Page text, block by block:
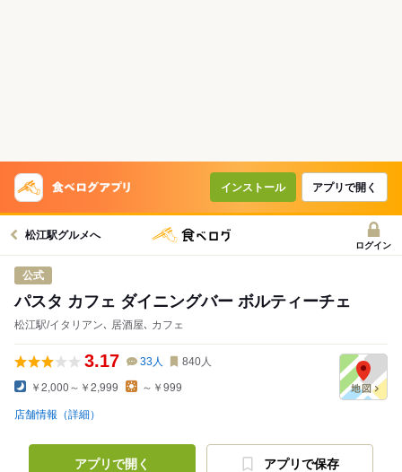
インストール アプリで開く
松江駅グルメへ
ログイン
公式
パスタ カフェ ダイニングバー ボルティーチェ
松江駅/イタリアン､ 居酒屋､ カフェ
3.17 33人 840人
￥2,000～￥2,999 ～￥999
店舗情報（詳細）
アプリで開く アプリで保存